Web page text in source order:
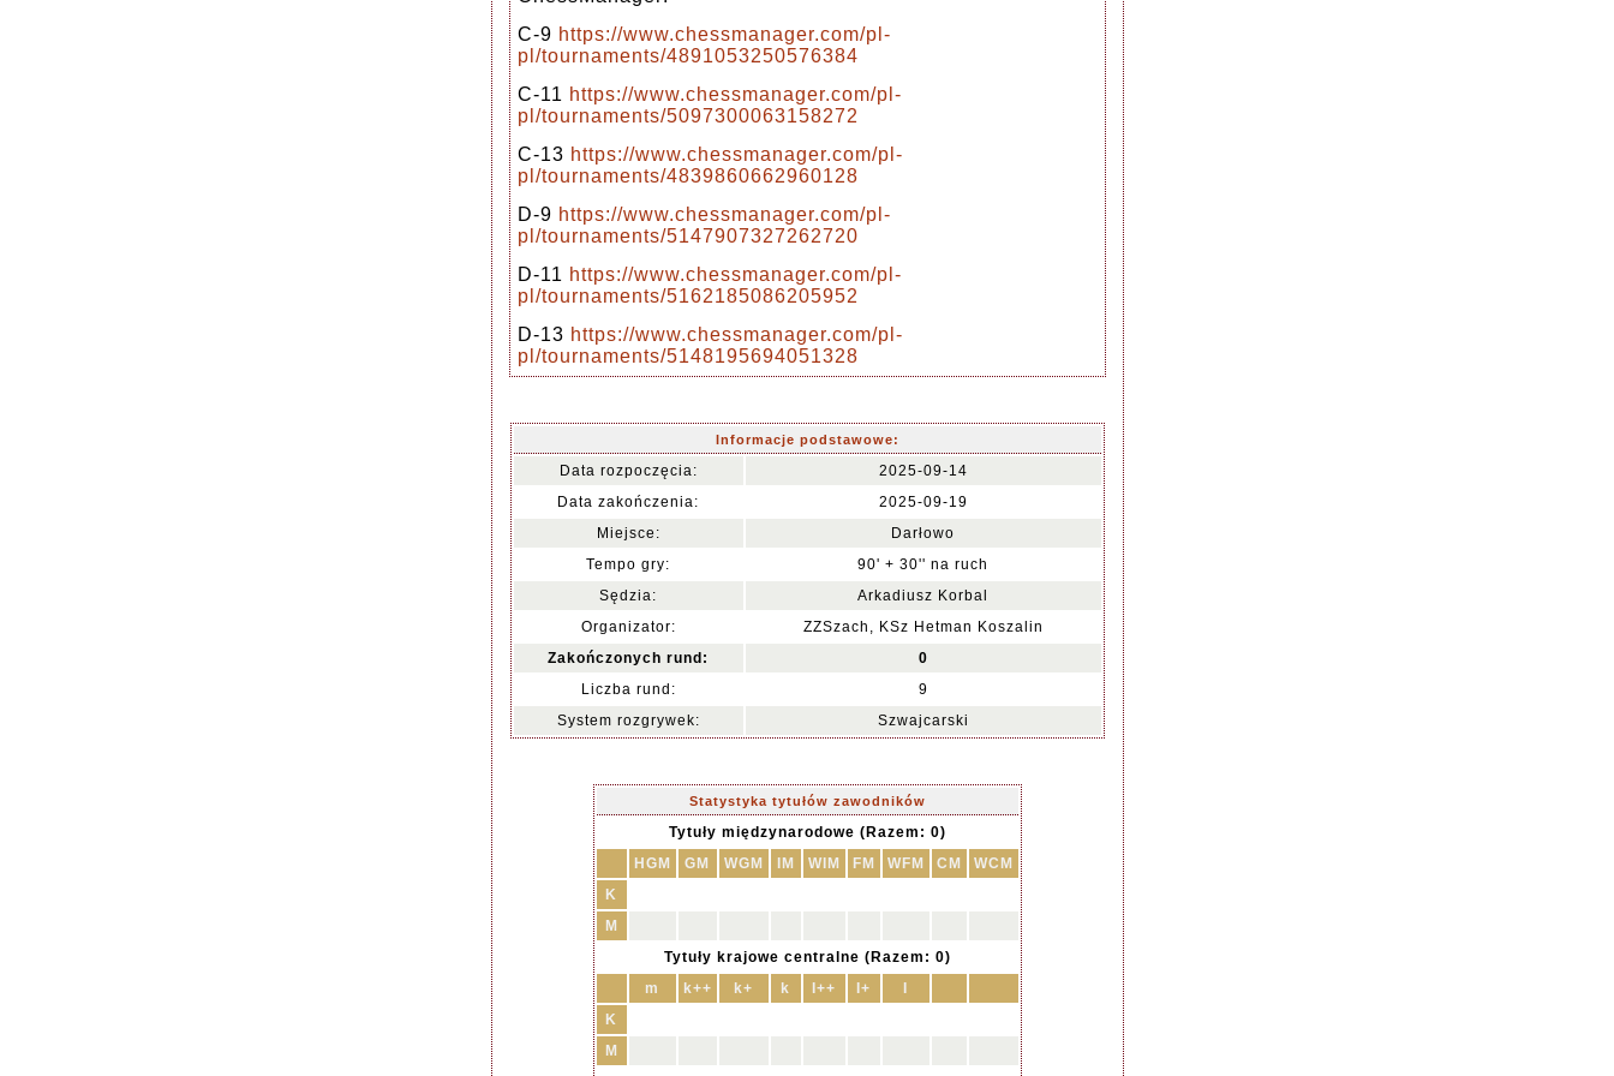
C-9 https://www.chessmanager.com/pl-
pl/tournaments/4891053250576384
C-11 https://www.chessmanager.com/pl-
pl/tournaments/5097300063158272
C-13 https://www.chessmanager.com/pl-
pl/tournaments/4839860662960128
D-9 https://www.chessmanager.com/pl-
pl/tournaments/5147907327262720
D-11 https://www.chessmanager.com/pl-
pl/tournaments/5162185086205952
D-13 https://www.chessmanager.com/pl-
pl/tournaments/5148195694051328
Informacje podstawowe:
Data rozpoczęcia:
2025-09-14
Data zakończenia:
2025-09-19
Miejsce:
Darłowo
Tempo gry:
90' + 30'' na ruch
Sędzia:
Arkadiusz Korbal
Organizator:
ZZSzach, KSz Hetman Koszalin
Zakończonych rund:
0
Liczba rund:
9
System rozgrywek:
Szwajcarski
Statystyka tytułów zawodników
Tytuły międzynarodowe (Razem: 0)
HGM
GM WGM IM WIM FM WFM CM
WCM
K
M
Tytuły krajowe centralne (Razem: 0)
m
k++ k+ k I++ I+
K
M